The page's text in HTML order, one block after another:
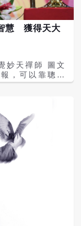
過『花為什麼
想過『它為什
個過程中有什
陀回
！」 「沒
滋潤後，發了
成種子，又落
」 佛陀
發芽、開花、
光、土壤、水
過程。這就像
的因緣而有不
恆常之相；等
受也會跟著一
無
告訴我們世間
中，如果能真
人生其實沒什
、與事無爭、
痛苦了。
慧 獲得天大
禪師 圖文
就在心靈深
明才智或是自
大福報，就要
是要能夠通達
深處，可是大
失。 一切
，既然有
，一旦有了利
立。 眾所
觀自在菩薩，
皆空，度一切